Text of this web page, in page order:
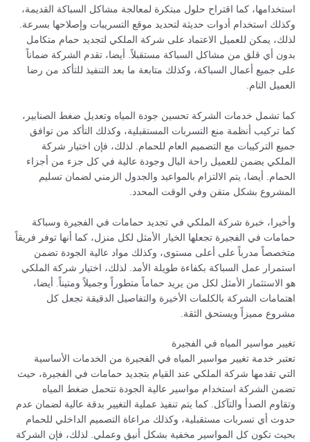
استخدامها، كما اقتراح حلول مبتكرة لمعالجة مشاكل السباكة القديمة،
وكذلك استخدام أدوات حديثة لتحديد موقع التسريبات وإصلاحها بسرعة.
لذلك، يمكن للعميل الاعتماد على شركة الملكي لتجديد حمام متكامل
بدون أي قلق من مشاكل السباكة مستقبلاً. أيضا، تقدم الشركة ضماناً
على جميع أعمال السباكة، وكذلك متابعة ما بعد التنفيذ للتأكد من رضا
العميل التام.
كما تشمل خدمات الشركة تحسين جودة المياه وتعديل ضغط الصنابير،
كما تركيب أنظمة منع التسربات المستقبلية، وكذلك التأكد من توافق
جميع التركيبات مع التصميم العام للحمام. لذلك، فإن اختيار شركة
الملكي يضمن للعميل راحة البال وجودة عالية في كل جزء من أجزاء
الحمام. أيضا، يتم الالتزام بالمواعيد والجدول الزمني لضمان تسليم
المشروع بشكل متقن وفي الوقت المحدد.
وأخيرا، خبرة شركة الملكي في تجديد حمامات في الفجيرة وسباكة
حمامات في الفجيرة تجعلها الخيار الأمثل لكل منزل، كما أنها توفر فريقاً
متخصصاً مدرباً على أعلى مستوى، وكذلك مواد عالية الجودة تضمن
استمرار عمل السباكة بكفاءة طويلة الأمد. لذلك، اختيار شركة الملكي
هو الاستثمار الأمثل لكل من يريد حماماً متطوراً وجميلاً ومتيناً. أيضا،
اهتمامات الشركة بالكلمات الأخيرة والتفاصيل الدقيقة تجعل كل
مشروع مميزاً ويستحق الثقة.
تغيير مواسير المياه في الفجيرة
تعتبر خدمة تغيير مواسير المياه في الفجيرة من الخدمات الأساسية
التي تقدمها شركة الملكي عند القيام بتجديد حمامات في الفجيرة، حيث
تضمن الشركة استخدام مواسير عالية الجودة تتحمل ضغط المياه
وتقاوم الصدأ والتآكل. كما يتم تنفيذ عملية التغيير بدقة عالية لضمان عدم
حدوث أي تسربات مستقبلية، وكذلك مراعاة التصميم الداخلي للحمام
بحيث تكون كل المواسير مخفية بشكل أنيق وعملي. لذلك، فإن الشركة